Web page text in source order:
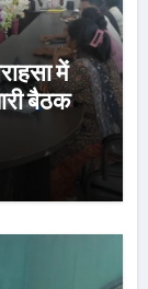
में
बैठक